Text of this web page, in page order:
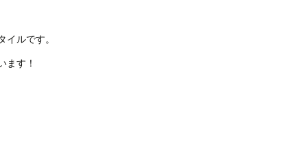
イルです。
ます！